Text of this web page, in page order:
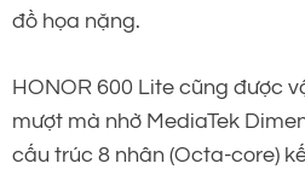
đồ họa nặng.
HONOR 600 Lite cũng được
mượt mà nhờ MediaTek
cấu trúc 8 nhân (Octa-core)